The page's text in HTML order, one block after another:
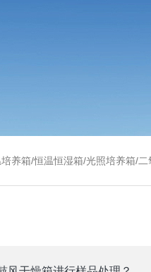
养箱/二氧化碳培养箱等/恒温干燥箱/真空干燥箱/